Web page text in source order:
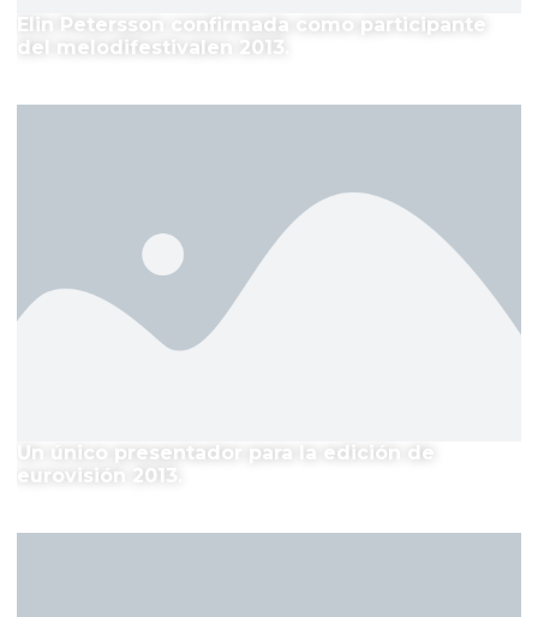
Elin Petersson confirmada como participante
del melodifestivalen 2013.
Un único presentador para la edición de
eurovisión 2013.